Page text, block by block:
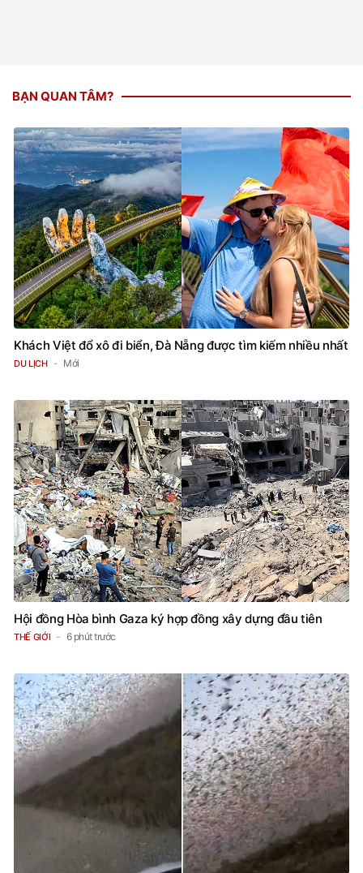
BẠN QUAN TÂM?
Khách Việt đổ xô đi biển, Đà Nẵng được tìm kiếm nhiều nhất
DU LỊCH Mới
Hội đồng Hòa bình Gaza ký hợp đồng xây dựng đầu tiên
THẾ GIỚI 6 phút trước